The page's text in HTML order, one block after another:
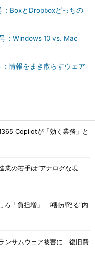
BoxとDropboxどっちの
：Windows 10 vs. Mac
情報をまき散らすウェア
Copilotが「効く業務」と
業の若手は“アナログな現
ろ「負担増」 9割が陥る“内
ンサムウェア被害に 復旧費